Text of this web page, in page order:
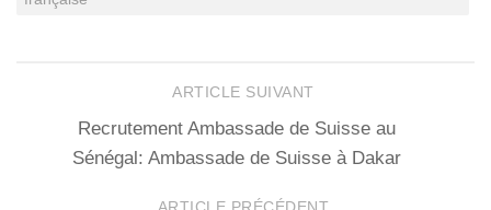
ARTICLE SUIVANT
Recrutement Ambassade de Suisse au
Sénégal: Ambassade de Suisse à Dakar